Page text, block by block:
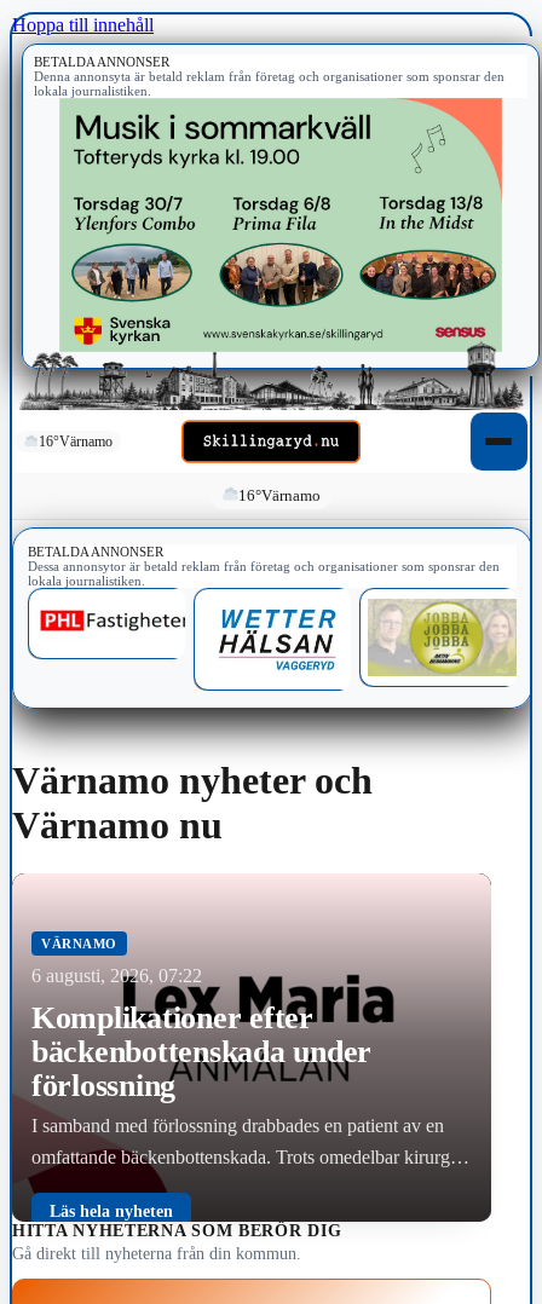
Hoppa till innehåll
BETALDA ANNONSER
Denna annonsyta är betald reklam från företag och organisationer som sponsrar den
lokala journalistiken.
16°Värnamo
16°Värnamo
BETALDA ANNONSER
Dessa annonsytor är betald reklam från företag och organisationer som sponsrar den
lokala journalistiken.
Värnamo nyheter och
Värnamo nu
VÄRNAMO
6 augusti, 2026, 07:22
Komplikationer efter
bäckenbottenskada under
förlossning
I samband med förlossning drabbades en patient av en
omfattande bäckenbottenskada. Trots omedelbar kirurgisk
behandling uppstod komplikationer som medfört
långvariga och kvarstående besvär. Region…
Läs hela nyheten
HITTA NYHETERNA SOM BERÖR DIG
Gå direkt till nyheterna från din kommun.